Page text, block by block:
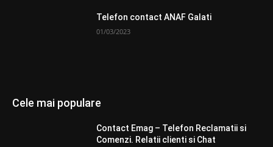
Telefon contact ANAF Galati
01/03/2023
Cele mai populare
Contact Emag – Telefon Reclamatii si
Comenzi. Relatii clienti si Chat